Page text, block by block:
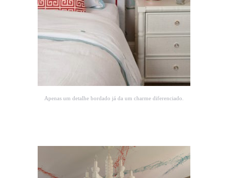
Apenas um detalhe bordado já da um charme diferenciado.